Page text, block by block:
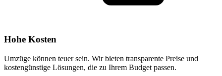
Hohe Kosten
Umzüge können teuer sein. Wir bieten transparente Preise und
kostengünstige Lösungen, die zu Ihrem Budget passen.